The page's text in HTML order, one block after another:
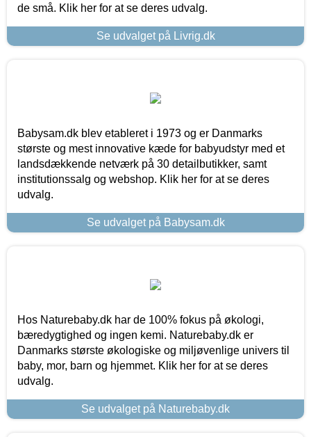
de små. Klik her for at se deres udvalg.
Se udvalget på Livrig.dk
Babysam.dk blev etableret i 1973 og er Danmarks
største og mest innovative kæde for babyudstyr med et
landsdækkende netværk på 30 detailbutikker, samt
institutionssalg og webshop. Klik her for at se deres
udvalg.
Se udvalget på Babysam.dk
Hos Naturebaby.dk har de 100% fokus på økologi,
bæredygtighed og ingen kemi. Naturebaby.dk er
Danmarks største økologiske og miljøvenlige univers til
baby, mor, barn og hjemmet. Klik her for at se deres
udvalg.
Se udvalget på Naturebaby.dk